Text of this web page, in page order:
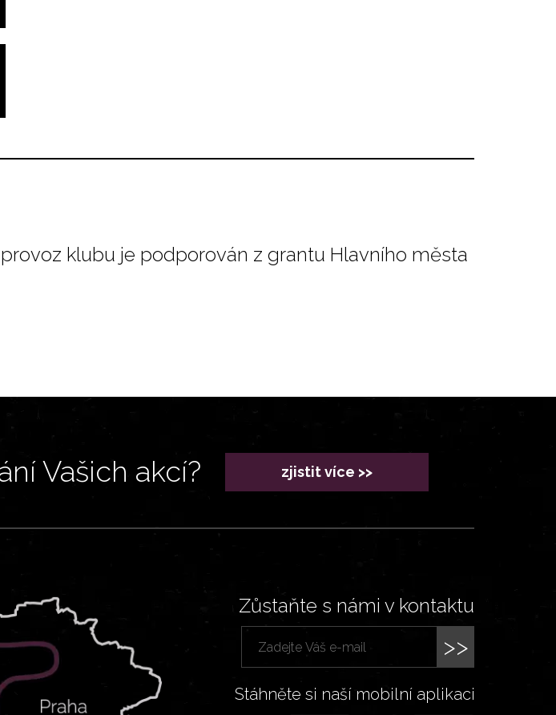
klubu je podporován z grantu Hlavního města
Vašich akcí? zjistit více >>
Zůstaňte s námi v kontaktu
>>
Stáhněte si naší mobilní aplikaci